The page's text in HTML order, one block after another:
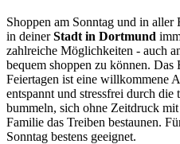
Shoppen am Sonntag und in aller
in deinerStadt in Dortmund
zahlreiche Möglichkeiten - auch
bequem shoppen zu können. Das
Feiertagen ist eine willkommene
entspannt und stressfrei durch die
bummeln, sich ohne Zeitdruck
Familie das Treiben bestaunen.
Sonntag bestens geeignet.